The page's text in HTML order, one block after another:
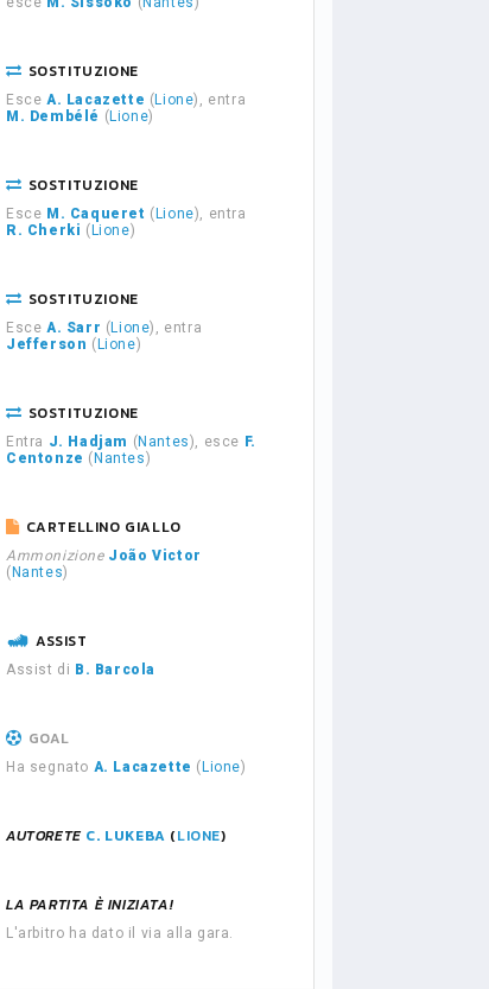
SOSTITUZIONE
Esce A. Lacazette ( Lione), entra
M. Dembélé ( Lione)
SOSTITUZIONE
Esce M. Caqueret ( Lione), entra
R. Cherki ( Lione)
SOSTITUZIONE
Esce A. Sarr ( Lione), entra
Jefferson ( Lione)
SOSTITUZIONE
Entra J. Hadjam ( Nantes), esce F.
Centonze ( Nantes)
CARTELLINO GIALLO
Ammonizione João Victor
( Nantes)
ASSIST
Assist di B. Barcola
GOAL
Ha segnato A. Lacazette ( Lione)
AUTORETE C. LUKEBA (LIONE)
LA PARTITA È INIZIATA!
L'arbitro ha dato il via alla gara.